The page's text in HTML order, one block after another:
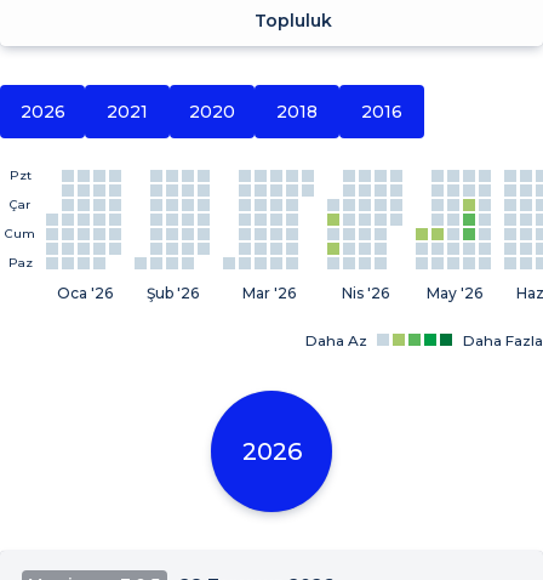
Topluluk
2026 2021 2020 2018 2016
Pzt
Çar
Cum
Paz
Oca '26 Şub '26 Mar '26 Nis '26 May '26
Daha Az Daha Fazla
2026